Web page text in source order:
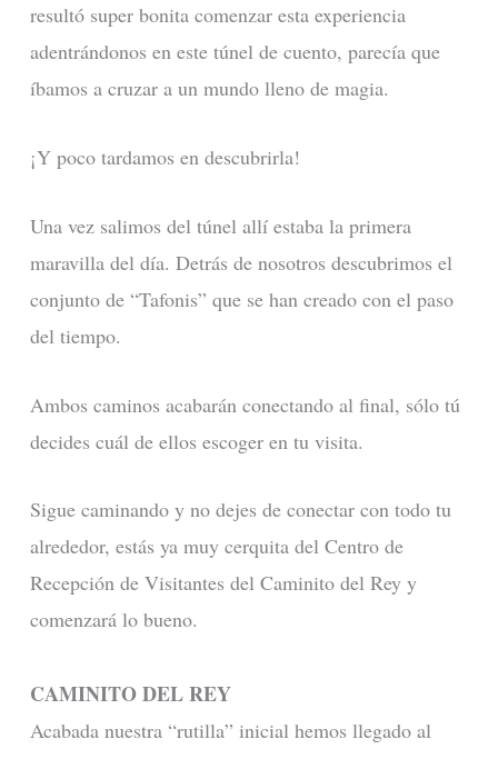
resultó super bonita comenzar esta experiencia
adentrándonos en este túnel de cuento, parecía que
íbamos a cruzar a un mundo lleno de magia.
¡Y poco tardamos en descubrirla!
Una vez salimos del túnel allí estaba la primera
maravilla del día. Detrás de nosotros descubrimos el
conjunto de “Tafonis” que se han creado con el paso
del tiempo.
Ambos caminos acabarán conectando al final, sólo tú
decides cuál de ellos escoger en tu visita.
Sigue caminando y no dejes de conectar con todo tu
alrededor, estás ya muy cerquita del Centro de
Recepción de Visitantes del Caminito del Rey y
comenzará lo bueno.
CAMINITO DEL REY
Acabada nuestra “rutilla” inicial hemos llegado al